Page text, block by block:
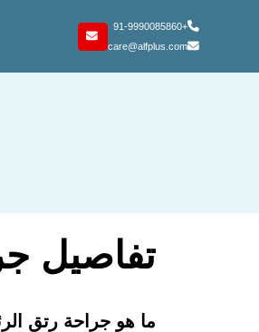
+91-9990085860
care@alfplus.com
تفاصيل
ما هو جراحة رتق